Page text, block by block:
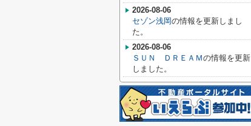
2026-08-06
セゾン浅岡の情報を更新しまし
た。
2026-08-06
ＳＵＮ ＤＲＥＡＭの情報を更新
しました。